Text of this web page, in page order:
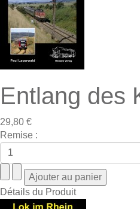
Entlang des
29,80 €
Remise :
Détails du Produit